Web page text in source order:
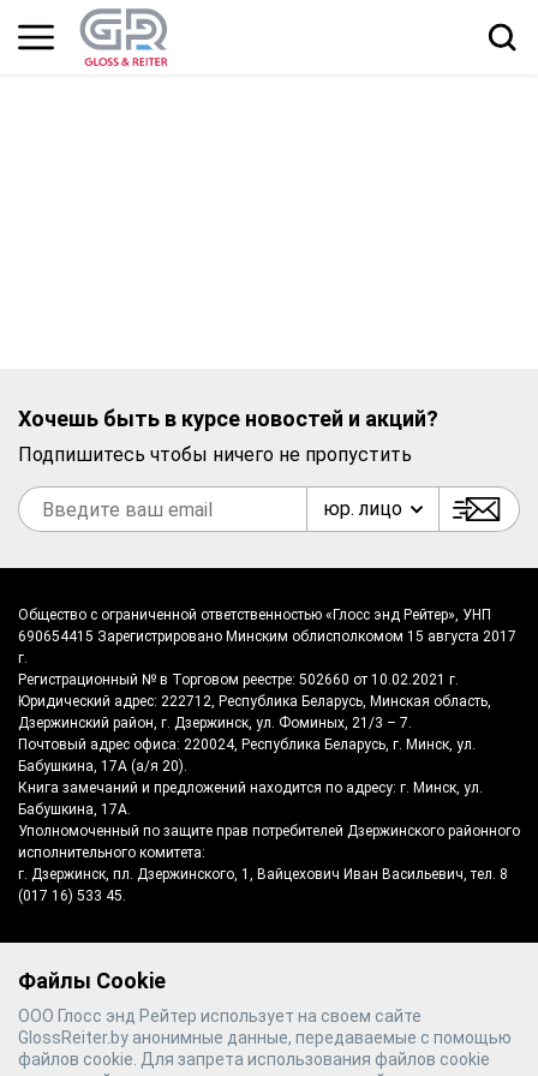
Файлы Cookie
ООО Глосс энд Рейтер использует на своем сайте
GlossReiter.by анонимные данные, передаваемые с помощью
файлов cookie. Для запрета использования файлов cookie
Хочешь быть в курсе новостей и акций?
Подпишитесь чтобы ничего не пропустить
юр. лицо
Общество с ограниченной ответственностью «Глосс энд Рейтер», УНП
690654415 Зарегистрировано Минским облисполкомом 15 августа 2017
г.
Регистрационный № в Торговом реестре: 502660 от 10.02.2021 г.
Юридический адрес: 222712, Республика Беларусь, Минская область,
Дзержинский район, г. Дзержинск, ул. Фоминых, 21/3 – 7.
Почтовый адрес офиса: 220024, Республика Беларусь, г. Минск, ул.
Бабушкина, 17А (а/я 20).
Книга замечаний и предложений находится по адресу: г. Минск, ул.
Бабушкина, 17А.
Уполномоченный по защите прав потребителей Дзержинского районного
исполнительного комитета:
г. Дзержинск, пл. Дзержинского, 1, Вайцехович Иван Васильевич, тел. 8
(017 16) 533 45.
©2026
Gloss & Reiter- производитель
полотенцесушителей №1 в Беларуси